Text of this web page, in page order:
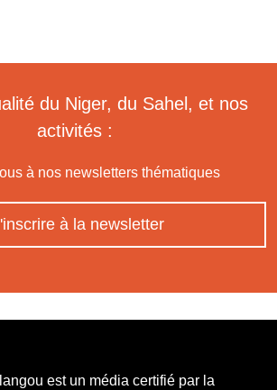
du Niger, du Sahel, et nos
activités :
à nos newsletters thématiques
à la newsletter
est un média certifié par la